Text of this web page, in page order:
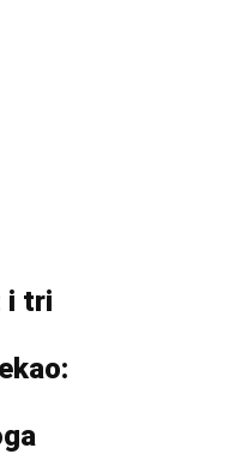
i tri